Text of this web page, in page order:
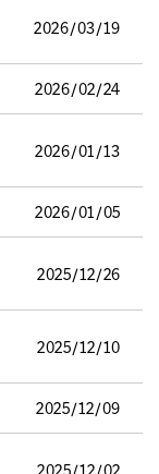
2026/03/19
2026/02/24
2026/01/13
2026/01/05
2025/12/26
2025/12/10
2025/12/09
2025/12/02